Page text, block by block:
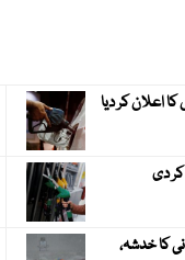
اعلان کر دیا
دی
کا خدشہ،